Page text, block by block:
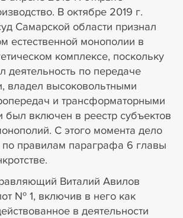
В октябре 2019 г.
Самарской области признал
естественной монополии в
комплексе, поскольку
деятельность по передаче
владел высоковольтными
и трансформаторными
был включен в реестр субъектов
С этого момента дело
по правилам параграфа 6 главы
Виталий Авилов
№ 1, включив в него как
в деятельности